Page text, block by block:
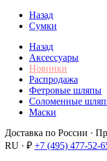
Назад
Сумки
Назад
Аксессуары
Новинки
Распродажа
Фетровые шляпы
Соломенные
Маски
Доставка по России ·
RU · ₽ +7 (495) 477-52-